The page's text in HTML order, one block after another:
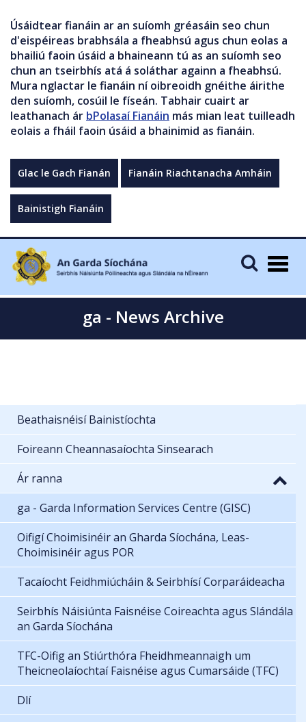
Úsáidtear fianáin ar an suíomh gréasáin seo chun
d'eispéireas brabhsála a fheabhsú agus chun eolas a
bhailiú faoin úsáid a bhaineann tú as an suíomh seo
chun an tseirbhís atá á soláthar againn a fheabhsú.
Mura nglactar le fianáin ní oibreoidh gnéithe áirithe
den suíomh, cosúil le físeán. Tabhair cuairt ar
leathanach ár bPolasaí Fianáin más mian leat tuilleadh
eolais a fháil faoin úsáid a bhainimid as fianáin.
Glac le Gach Fianán Fianáin Riachtanacha Amháin
Bainistigh Fianáin
ga - News Archive
Beathaisnéisí Bainistíochta
Foireann Cheannasaíochta Sinsearach
Ár ranna
ga - Garda Information Services Centre (GISC)
Oifigí Choimisinéir an Gharda Síochána, Leas-
Choimisinéir agus POR
Tacaíocht Feidhmiúcháin & Seirbhísí Corparáideacha
Seirbhís Náisiúnta Faisnéise Coireachta agus Slándála
an Garda Síochána
TFC-Oifig an Stiúrthóra Fheidhmeannaigh um
Theicneolaíochtaí Faisnéise agus Cumarsáide (TFC)
Dlí